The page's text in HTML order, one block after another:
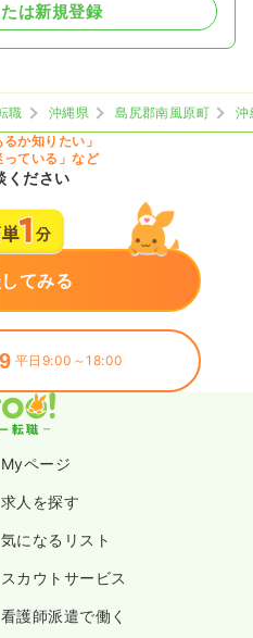
は新規登録
職 沖縄県 島尻郡南風原町
沖
か知りたい」
っている」など
ください
てみる
平日9:00～18:00
Myページ
求人を探す
気になるリスト
スカウトサービス
看護師派遣で働く